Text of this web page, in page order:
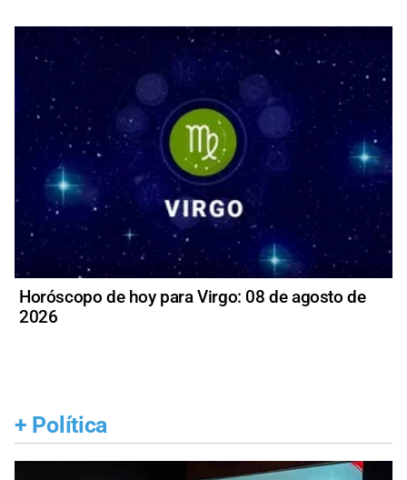
Horóscopo de hoy para Virgo: 08 de agosto de
2026
+ Política